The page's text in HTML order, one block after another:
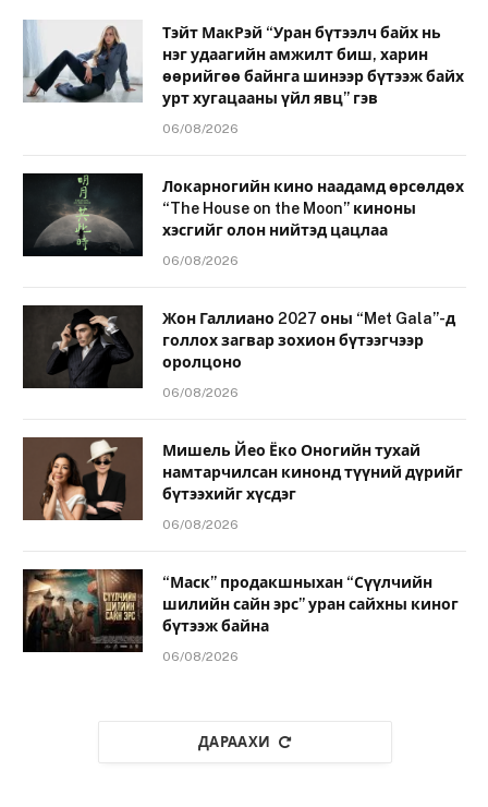
Тэйт МакРэй “Уран бүтээлч байх нь
нэг удаагийн амжилт биш, харин
өөрийгөө байнга шинээр бүтээж байх
урт хугацааны үйл явц” гэв
06/08/2026
Локарногийн кино наадамд өрсөлдөх
“The House on the Moon” киноны
хэсгийг олон нийтэд цацлаа
06/08/2026
Жон Галлиано 2027 оны “Met Gala”-д
голлох загвар зохион бүтээгчээр
оролцоно
06/08/2026
Мишель Йео Ёко Оногийн тухай
намтарчилсан кинонд түүний дүрийг
бүтээхийг хүсдэг
06/08/2026
“Маск” продакшныхан “Сүүлчийн
шилийн сайн эрс” уран сайхны киног
бүтээж байна
06/08/2026
ДАРААХИ